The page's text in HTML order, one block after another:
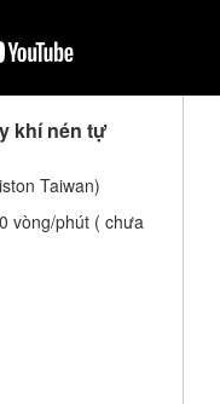
khí nén tự
Taiwan)
vòng/phút ( chưa